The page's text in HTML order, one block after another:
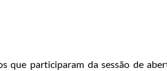
que participaram da sessão de